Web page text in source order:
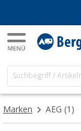
Marken AEG (1)